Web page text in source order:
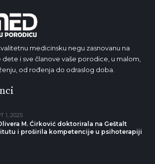
medicinsku negu zasnovanu na
dete i sve članove vaše porodice, u malom,
od rođenja do odraslog doba.
1, 2025
M. Ćirković doktorirala na Geštalt
i proširila kompetencije u psihoterapiji